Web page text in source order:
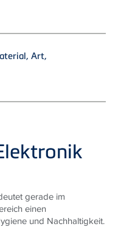
Art,
gerade im
einen
und Nachhaltigkeit.